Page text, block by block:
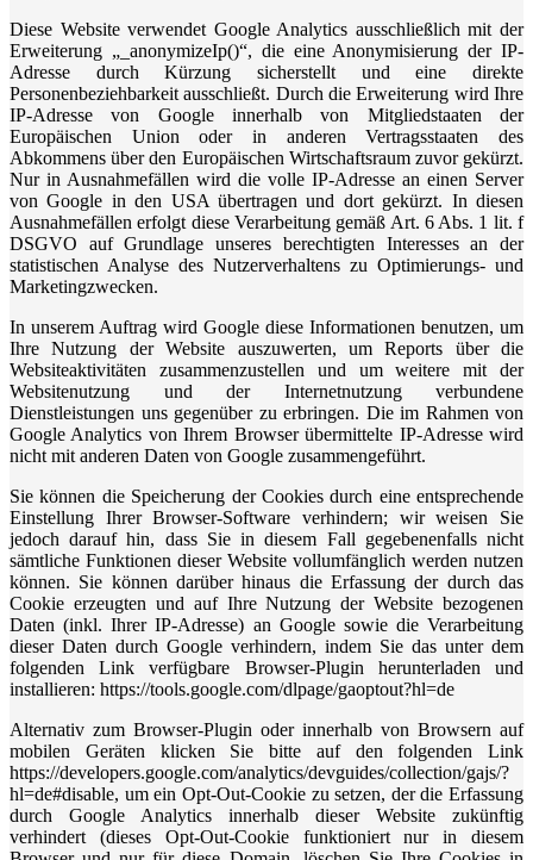
Diese Website verwendet Google Analytics ausschließlich mit der
Erweiterung „_anonymizeIp()“, die eine Anonymisierung der IP-
Adresse durch Kürzung sicherstellt und eine direkte
Personenbeziehbarkeit ausschließt. Durch die Erweiterung wird Ihre
IP-Adresse von Google innerhalb von Mitgliedstaaten der
Europäischen Union oder in anderen Vertragsstaaten des
Abkommens über den Europäischen Wirtschaftsraum zuvor gekürzt.
Nur in Ausnahmefällen wird die volle IP-Adresse an einen Server
von Google in den USA übertragen und dort gekürzt. In diesen
Ausnahmefällen erfolgt diese Verarbeitung gemäß Art. 6 Abs. 1 lit. f
DSGVO auf Grundlage unseres berechtigten Interesses an der
statistischen Analyse des Nutzerverhaltens zu Optimierungs- und
Marketingzwecken.
In unserem Auftrag wird Google diese Informationen benutzen, um
Ihre Nutzung der Website auszuwerten, um Reports über die
Websiteaktivitäten zusammenzustellen und um weitere mit der
Websitenutzung und der Internetnutzung verbundene
Dienstleistungen uns gegenüber zu erbringen. Die im Rahmen von
Google Analytics von Ihrem Browser übermittelte IP-Adresse wird
nicht mit anderen Daten von Google zusammengeführt.
Sie können die Speicherung der Cookies durch eine entsprechende
Einstellung Ihrer Browser-Software verhindern; wir weisen Sie
jedoch darauf hin, dass Sie in diesem Fall gegebenenfalls nicht
sämtliche Funktionen dieser Website vollumfänglich werden nutzen
können. Sie können darüber hinaus die Erfassung der durch das
Cookie erzeugten und auf Ihre Nutzung der Website bezogenen
Daten (inkl. Ihrer IP-Adresse) an Google sowie die Verarbeitung
dieser Daten durch Google verhindern, indem Sie das unter dem
folgenden Link verfügbare Browser-Plugin herunterladen und
installieren: https://tools.google.com/dlpage/gaoptout?hl=de
Alternativ zum Browser-Plugin oder innerhalb von Browsern auf
mobilen Geräten klicken Sie bitte auf den folgenden Link
https://developers.google.com/analytics/devguides/collection/gajs/?
hl=de#disable, um ein Opt-Out-Cookie zu setzen, der die Erfassung
durch Google Analytics innerhalb dieser Website zukünftig
verhindert (dieses Opt-Out-Cookie funktioniert nur in diesem